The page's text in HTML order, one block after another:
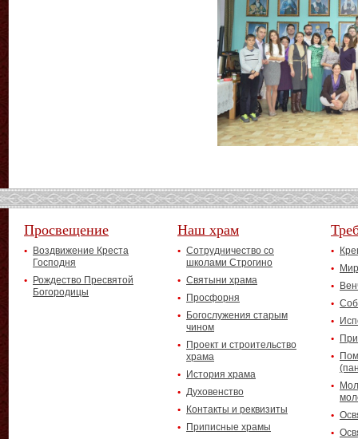
Просвещение
Воздвижение Креста
Господня
Рождество Пресвятой
Богородицы
Наш храм
Сотрудничество со
школами Строгино
Святыни храма
Просфорня
Богослужения старым
чином
Проект и строительство
храма
История храма
Духовенство
Контакты и реквизиты
Приписные храмы